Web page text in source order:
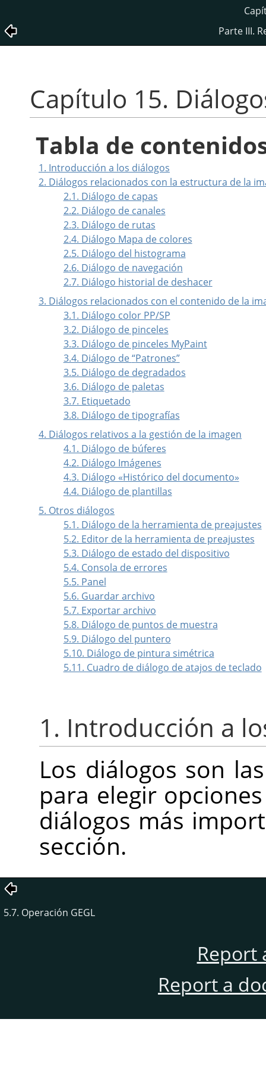
Parte III.
Capítulo 15.
Tabla de
1. Introducción a los diálogos
2. Diálogos relacionados con la estructura de la
2.1. Diálogo de capas
2.2. Diálogo de canales
2.3. Diálogo de rutas
2.4. Diálogo Mapa de colores
2.5. Diálogo del histograma
2.6. Diálogo de navegación
2.7. Diálogo historial de deshacer
3. Diálogos relacionados con el contenido de la
3.1. Diálogo color PP/SP
3.2. Diálogo de pinceles
3.3. Diálogo de pinceles MyPaint
3.4. Diálogo de“Patrones”
3.5. Diálogo de degradados
3.6. Diálogo de paletas
3.7. Etiquetado
3.8. Diálogo de tipografías
4. Diálogos relativos a la gestión de la imagen
4.1. Diálogo de búferes
4.2. Diálogo Imágenes
4.3. Diálogo «Histórico del documento»
4.4. Diálogo de plantillas
5. Otros diálogos
5.1. Diálogo de la herramienta de preajustes
5.2. Editor de la herramienta de preajustes
5.3. Diálogo de estado del dispositivo
5.4. Consola de errores
5.5. Panel
5.6. Guardar archivo
5.7. Exportar archivo
5.8. Diálogo de puntos de muestra
5.9. Diálogo del puntero
5.10. Diálogo de pintura simétrica
5.11. Cuadro de diálogo de atajos de teclado
1. Introducción a
Los diálogos son
para elegir
diálogos más
sección.
5.7. Operación GEGL
Report
Report a